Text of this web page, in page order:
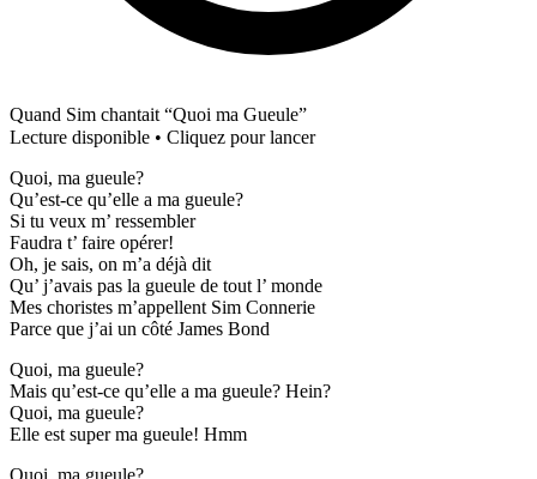
Quand Sim chantait “Quoi ma Gueule”
Lecture disponible • Cliquez pour lancer
Quoi, ma gueule?
Qu’est-ce qu’elle a ma gueule?
Si tu veux m’ ressembler
Faudra t’ faire opérer!
Oh, je sais, on m’a déjà dit
Qu’ j’avais pas la gueule de tout l’ monde
Mes choristes m’appellent Sim Connerie
Parce que j’ai un côté James Bond
Quoi, ma gueule?
Mais qu’est-ce qu’elle a ma gueule? Hein?
Quoi, ma gueule?
Elle est super ma gueule! Hmm
Quoi, ma gueule?